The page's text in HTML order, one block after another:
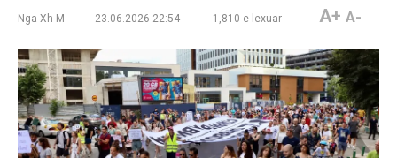
Nga Xh M 23.06.2026 22:54 1,810 e lexuar A+ A-